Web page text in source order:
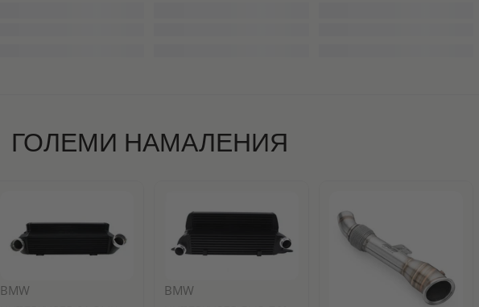
ГОЛЕМИ НАМАЛЕНИЯ
BMW BMW